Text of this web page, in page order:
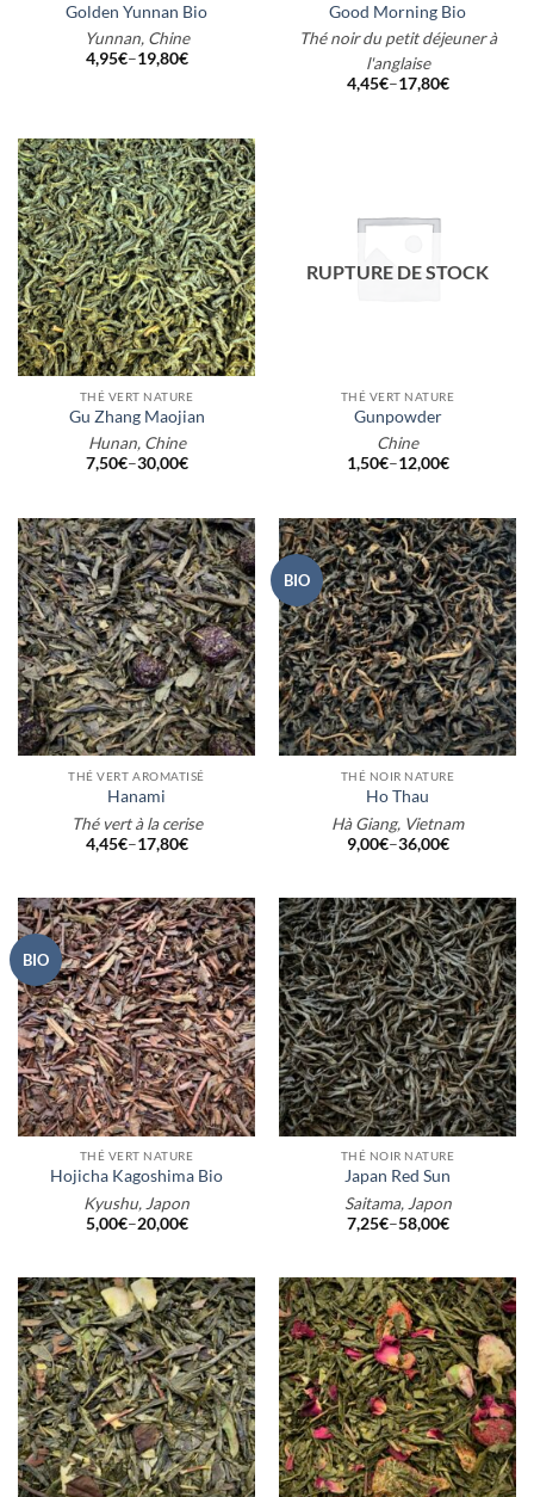
Golden Yunnan Bio
Yunnan, Chine
4,95€–19,80€
Good Morning Bio
Thé noir du petit déjeuner à
l'anglaise
4,45€–17,80€
THÉ VERT NATURE
Gu Zhang Maojian
Hunan, Chine
7,50€–30,00€
RUPTURE DE STOCK
THÉ VERT NATURE
Gunpowder
Chine
1,50€–12,00€
THÉ VERT AROMATISÉ
Hanami
Thé vert à la cerise
4,45€–17,80€
BIO
THÉ NOIR NATURE
Ho Thau
Hà Giang, Vietnam
9,00€–36,00€
BIO
THÉ VERT NATURE
Hojicha Kagoshima Bio
Kyushu, Japon
5,00€–20,00€
THÉ NOIR NATURE
Japan Red Sun
Saitama, Japon
7,25€–58,00€